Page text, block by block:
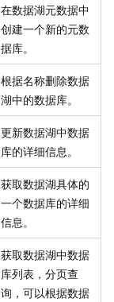
在数据湖元数据中
创建一个新的元数
据库。
根据名称删除数据
湖中的数据库。
更新数据湖中数据
库的详细信息。
获取数据湖具体的
一个数据库的详细
信息。
获取数据湖中数据
库列表，分页查
询，可以根据数据